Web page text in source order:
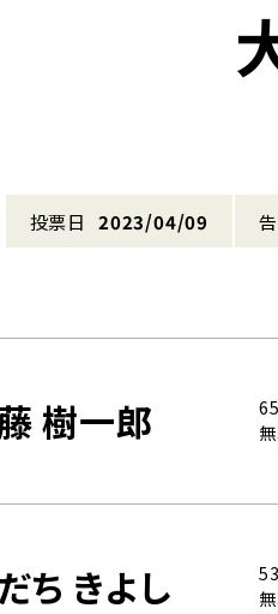
投票日 2023/04/09
樹一郎
ち きよし